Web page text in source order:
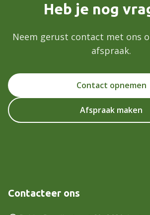
Heb je nog
Neem gerust contact met ons
afspraak.
Contact opnemen
Afspraak maken
Contacteer ons